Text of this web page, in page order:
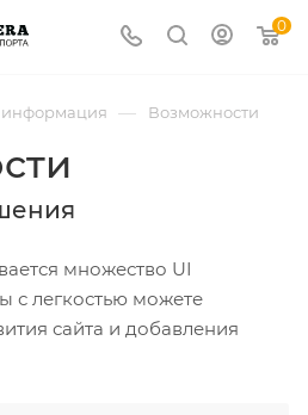
0
— Возможности
множество UI
с легкостью можете
сайта и добавления